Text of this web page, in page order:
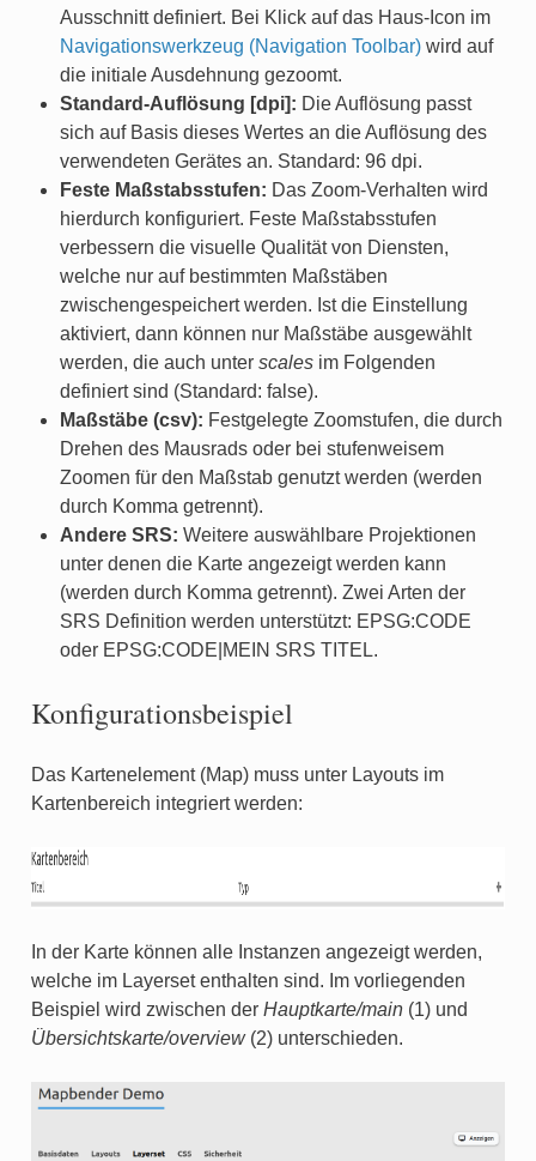
Ausschnitt definiert. Bei Klick auf das Haus-Icon im
Navigationswerkzeug (Navigation Toolbar)wird auf
die initiale Ausdehnung gezoomt.
Standard-Auflösung [dpi]: Die Auflösung passt
sich auf Basis dieses Wertes an die Auflösung des
verwendeten Gerätes an. Standard: 96 dpi.
Feste Maßstabsstufen: Das Zoom-Verhalten wird
hierdurch konfiguriert. Feste Maßstabsstufen
verbessern die visuelle Qualität von Diensten,
welche nur auf bestimmten Maßstäben
zwischengespeichert werden. Ist die Einstellung
aktiviert, dann können nur Maßstäbe ausgewählt
werden, die auch unter scalesim Folgenden
definiert sind (Standard: false).
Maßstäbe (csv): Festgelegte Zoomstufen, die durch
Drehen des Mausrads oder bei stufenweisem
Zoomen für den Maßstab genutzt werden (werden
durch Komma getrennt).
Andere SRS: Weitere auswählbare Projektionen
unter denen die Karte angezeigt werden kann
(werden durch Komma getrennt). Zwei Arten der
SRS Definition werden unterstützt: EPSG:CODE
oder EPSG:CODE|MEIN SRS TITEL.
Konfigurationsbeispiel
Das Kartenelement (Map) muss unter Layouts im
Kartenbereich integriert werden:
In der Karte können alle Instanzen angezeigt werden,
welche im Layerset enthalten sind. Im vorliegenden
Beispiel wird zwischen der Hauptkarte/main(1) und
Übersichtskarte/overview(2) unterschieden.